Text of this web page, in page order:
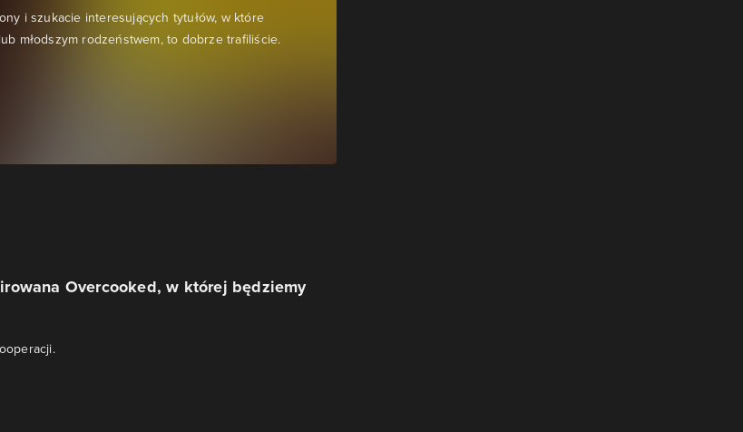
i szukacie interesujących tytułów, w które
młodszym rodzeństwem, to dobrze trafiliście.
Overcooked, w której będziemy